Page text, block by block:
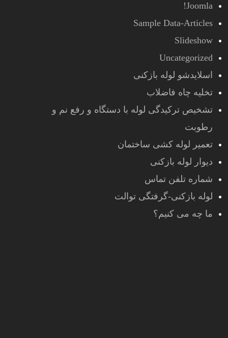
Joomla!
Sample Data-Articles
Slideshow
Uncategorized
اسلایدشو لوله بازکنی
تخلیه چاه فاضلاب
تشخیص ترکیدگی لوله با دستگاه و رفع نم و
رطوبت
تعمیر لوله کشی ساختمان
دیوار لوله بازکنی
شماره تلفن تماس
لوله بازکنی-گرفتگی توالت
ما چه می کنیم؟